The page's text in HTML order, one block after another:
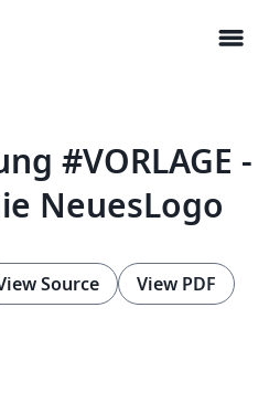
menu
#VORLAGE -
NeuesLogo
Source View PDF